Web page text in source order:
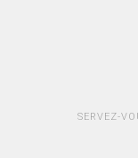
SERVEZ-